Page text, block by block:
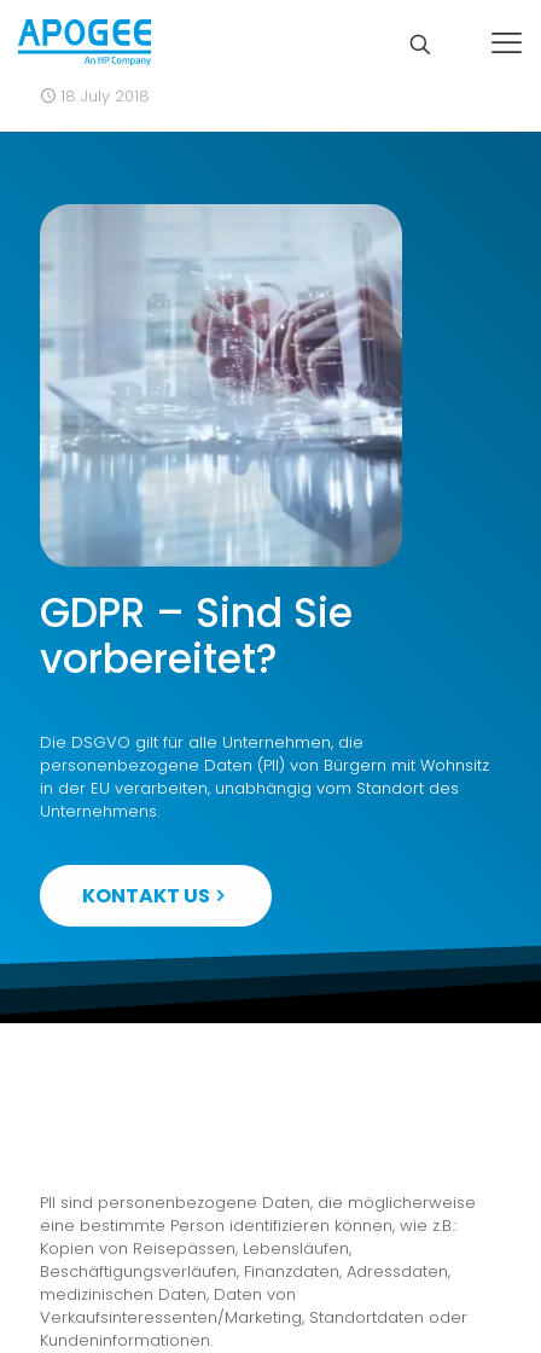
18 July 2018
GDPR – Sind Sie
vorbereitet?
Die DSGVO gilt für alle Unternehmen, die
personenbezogene Daten (PII) von Bürgern mit Wohnsitz
in der EU verarbeiten, unabhängig vom Standort des
Unternehmens.
KONTAKT US
PII sind personenbezogene Daten, die möglicherweise
eine bestimmte Person identifizieren können, wie z.B.:
Kopien von Reisepässen, Lebensläufen,
Beschäftigungsverläufen, Finanzdaten, Adressdaten,
medizinischen Daten, Daten von
Verkaufsinteressenten/Marketing, Standortdaten oder
Kundeninformationen.